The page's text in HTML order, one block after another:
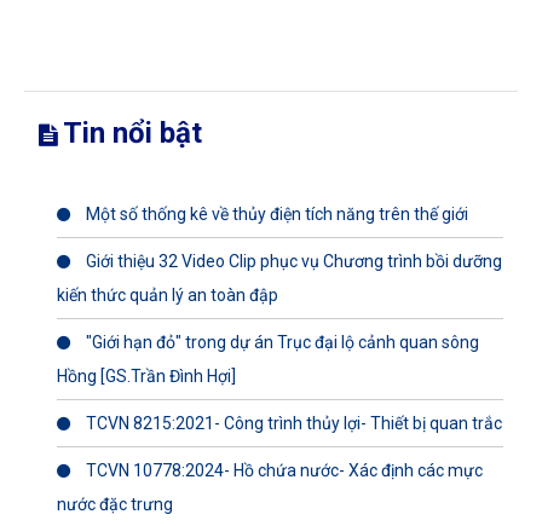
Tin nổi bật
Một số thống kê về thủy điện tích năng trên thế giới
Giới thiệu 32 Video Clip phục vụ Chương trình bồi dưỡng
kiến thức quản lý an toàn đập
"Giới hạn đỏ" trong dự án Trục đại lộ cảnh quan sông
Hồng [GS.Trần Đình Hợi]
TCVN 8215:2021- Công trình thủy lợi- Thiết bị quan trắc
TCVN 10778:2024- Hồ chứa nước- Xác định các mực
nước đặc trưng